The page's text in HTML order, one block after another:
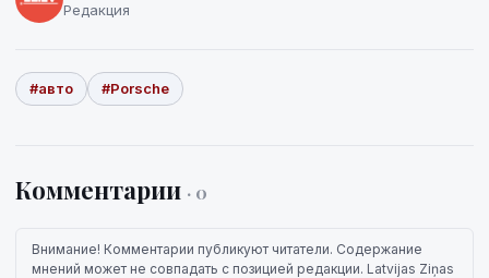
Редакция
#авто #Porsche
Комментарии · 0
Внимание! Комментарии публикуют читатели. Содержание
мнений может не совпадать с позицией редакции. Latvijas Ziņas